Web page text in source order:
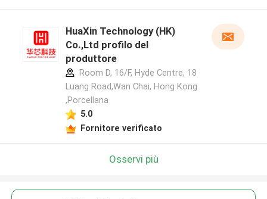
HuaXin Technology (HK)
Co.,Ltd profilo del
produttore
Room D, 16/F, Hyde Centre, 18
Luang Road,Wan Chai, Hong Kong
,Porcellana
5.0
Fornitore verificato
Osservi più